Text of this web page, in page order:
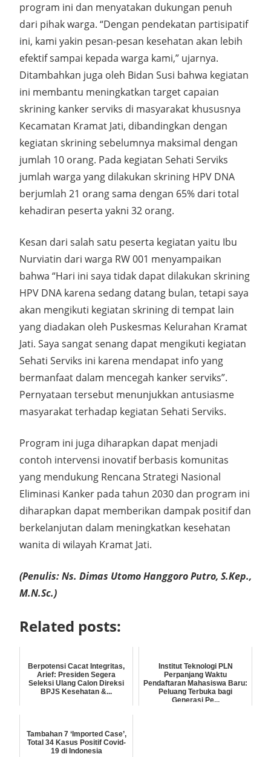
program ini dan menyatakan dukungan penuh
dari pihak warga. “Dengan pendekatan partisipatif
ini, kami yakin pesan-pesan kesehatan akan lebih
efektif sampai kepada warga kami,” ujarnya.
Ditambahkan juga oleh Bidan Susi bahwa kegiatan
ini membantu meningkatkan target capaian
skrining kanker serviks di masyarakat khususnya
Kecamatan Kramat Jati, dibandingkan dengan
kegiatan skrining sebelumnya maksimal dengan
jumlah 10 orang. Pada kegiatan Sehati Serviks
jumlah warga yang dilakukan skrining HPV DNA
berjumlah 21 orang sama dengan 65% dari total
kehadiran peserta yakni 32 orang.
Kesan dari salah satu peserta kegiatan yaitu Ibu
Nurviatin dari warga RW 001 menyampaikan
bahwa “Hari ini saya tidak dapat dilakukan skrining
HPV DNA karena sedang datang bulan, tetapi saya
akan mengikuti kegiatan skrining di tempat lain
yang diadakan oleh Puskesmas Kelurahan Kramat
Jati. Saya sangat senang dapat mengikuti kegiatan
Sehati Serviks ini karena mendapat info yang
bermanfaat dalam mencegah kanker serviks”.
Pernyataan tersebut menunjukkan antusiasme
masyarakat terhadap kegiatan Sehati Serviks.
Program ini juga diharapkan dapat menjadi
contoh intervensi inovatif berbasis komunitas
yang mendukung Rencana Strategi Nasional
Eliminasi Kanker pada tahun 2030 dan program ini
diharapkan dapat memberikan dampak positif dan
berkelanjutan dalam meningkatkan kesehatan
wanita di wilayah Kramat Jati.
(Penulis: Ns. Dimas Utomo Hanggoro Putro, S.Kep.,
M.N.Sc.)
Related posts:
Berpotensi Cacat Integritas,
Arief: Presiden Segera
Seleksi Ulang Calon Direksi
BPJS Kesehatan &...
Institut Teknologi PLN
Perpanjang Waktu
Pendaftaran Mahasiswa Baru:
Peluang Terbuka bagi
Generasi Pe...
Tambahan 7 ‘Imported Case’,
Total 34 Kasus Positif Covid-
19 di Indonesia